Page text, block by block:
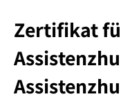
Zertifikat